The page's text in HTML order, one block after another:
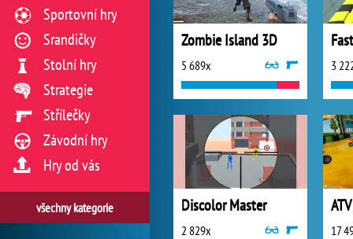
Zombie Island 3D
5 689x 3
Discolor Master
2 829x 17
Sportovní hry
Srandičky
Stolní hry
Strategie
Střílečky
Závodní hry
Hry od vás
všechny kategorie